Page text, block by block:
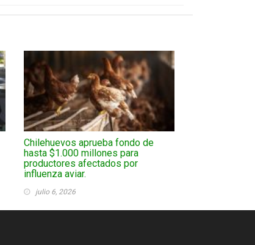
Chilehuevos aprueba fondo de
hasta $1.000 millones para
productores afectados por
influenza aviar.
julio 6, 2026